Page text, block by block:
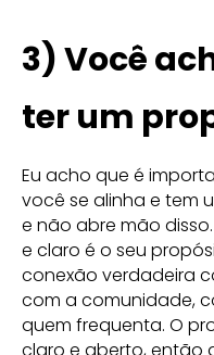
3) Você
ter um
Eu acho que é
você se alinha e tem
e não abre mão
e claro é o seu
conexão verdadeira
com a comunidade,
quem frequenta. O
claro e aberto, então